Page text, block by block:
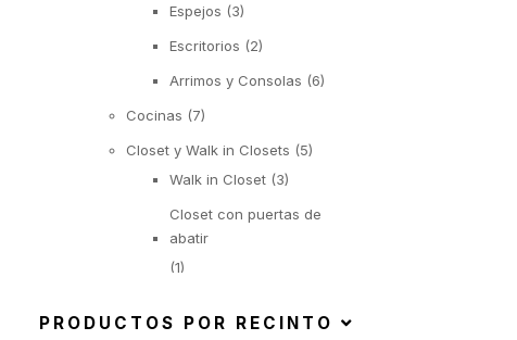
Espejos (3)
Escritorios (2)
Arrimos y Consolas (6)
Cocinas (7)
Closet y Walk in Closets (5)
Walk in Closet (3)
Closet con puertas de
abatir
(1)
correderas
PRODUCTOS POR RECINTO